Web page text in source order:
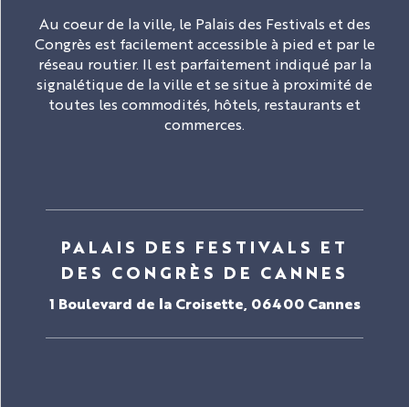
Au coeur de la ville, le Palais des Festivals et des
Congrès est facilement accessible à pied et par le
réseau routier. Il est parfaitement indiqué par la
signalétique de la ville et se situe à proximité de
toutes les commodités, hôtels, restaurants et
commerces.
PALAIS DES FESTIVALS ET
DES CONGRÈS DE CANNES
1 Boulevard de la Croisette, 06400 Cannes